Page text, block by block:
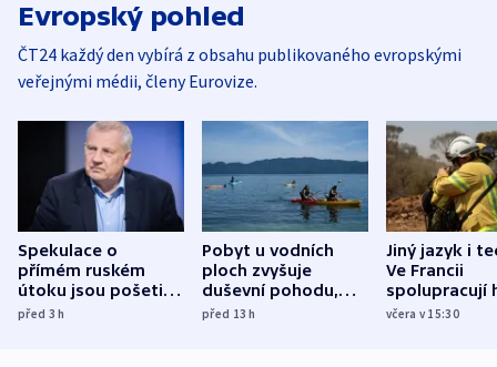
Evropský pohled
ČT24 každý den vybírá z obsahu publikovaného evropskými
veřejnými médii, členy Eurovize.
Spekulace o
přímém ruském
útoku jsou pošetilé,
míní estonský
před 3h
Pobyt u vodních
ploch zvyšuje
duševní pohodu,
ukázala
před 13h
Jiný jazyk i
Ve Francii
spolupracují
různých zemí
včera v 15:30